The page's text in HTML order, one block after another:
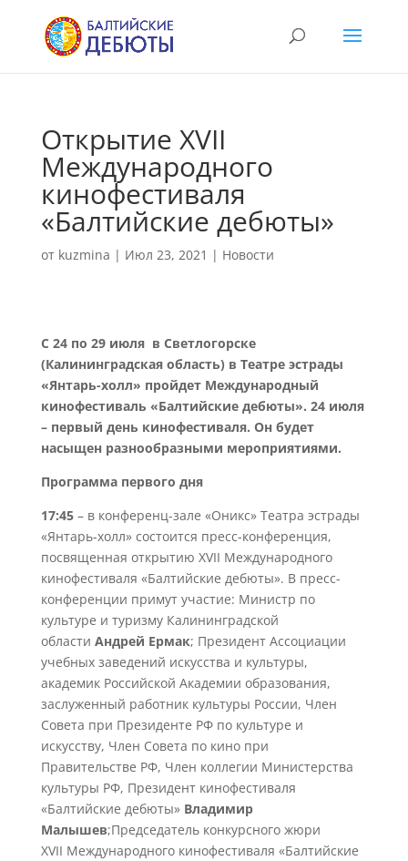
Открытие XVII
Международного
кинофестиваля
«Балтийские дебюты»
от kuzmina | Июл 23, 2021 | Новости
С 24 по 29 июля в Светлогорске
(Калининградская область) в Театре эстрады
«Янтарь-холл» пройдет Международный
кинофестиваль «Балтийские дебюты». 24 июля
– первый день кинофестиваля. Он будет
насыщен разнообразными мероприятиями.
Программа первого дня
17:45– в конференц-зале «Оникс» Театра эстрады
«Янтарь-холл» состоится пресс-конференция,
посвященная открытию XVII Международного
кинофестиваля «Балтийские дебюты». В пресс-
конференции примут участие: Министр по
культуре и туризму Калининградской
области Андрей Ермак; Президент Ассоциации
учебных заведений искусства и культуры,
академик Российской Академии образования,
заслуженный работник культуры России, Член
Совета при Президенте РФ по культуре и
искусству, Член Совета по кино при
Правительстве РФ, Член коллегии Министерства
культуры РФ, Президент кинофестиваля
«Балтийские дебюты» Владимир
Малышев;Председатель конкурсного жюри
XVII Международного кинофестиваля «Балтийские